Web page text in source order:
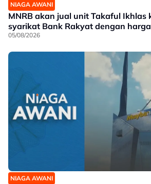
NIAGA AWANI
MNRB akan jual unit Takaful Ikhlas
syarikat Bank Rakyat dengan
05/08/2026
NIAGA AWANI